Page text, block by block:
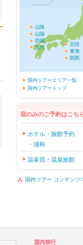
北陸
東海
関西
山陰
山陽
四国
九州
国内ツアーエリア一覧
国内ツアートップ
宿のみのご予約はこち
ホテル・旅館予約
・浦和
温泉宿・温泉旅館
国内ツアー コンテンツ